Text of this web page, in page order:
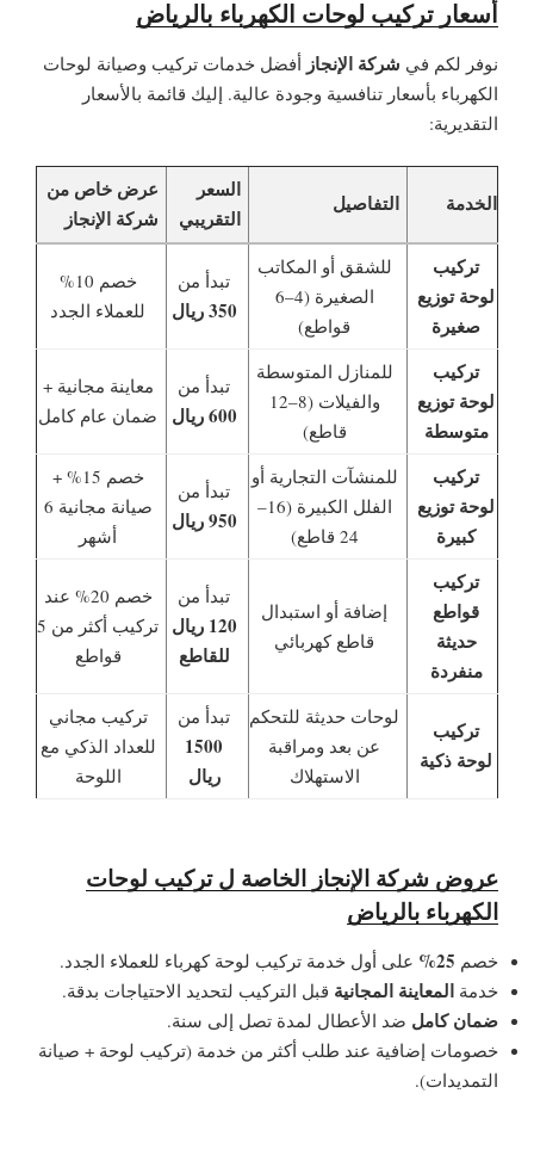
أسعار تركيب لوحات الكهرباء بالرياض
نوفر لكم في شركة الإنجاز أفضل خدمات تركيب وصيانة لوحات
الكهرباء بأسعار تنافسية وجودة عالية. إليك قائمة بالأسعار
التقديرية:
الخدمة التفاصيل
السعر
التقريبي
عرض خاص من
شركة الإنجاز
تركيب
لوحة توزيع
صغيرة
للشقق أو المكاتب
الصغيرة (4–6
قواطع)
تبدأ من
350 ريال
خصم 10%
للعملاء الجدد
تركيب
لوحة توزيع
متوسطة
للمنازل المتوسطة
والفيلات (8–12
قاطع)
تبدأ من
600 ريال
معاينة مجانية +
ضمان عام كامل
تركيب
لوحة توزيع
كبيرة
للمنشآت التجارية أو
الفلل الكبيرة (16–
24 قاطع)
تبدأ من
950 ريال
خصم 15% +
صيانة مجانية 6
أشهر
تركيب
قواطع
حديثة
منفردة
إضافة أو استبدال
قاطع كهربائي
تبدأ من
120 ريال
للقاطع
خصم 20% عند
تركيب أكثر من 5
قواطع
تركيب
لوحة ذكية
لوحات حديثة للتحكم
عن بعد ومراقبة
الاستهلاك
تبدأ من
1500
ريال
تركيب مجاني
للعداد الذكي مع
اللوحة
عروض شركة الإنجاز الخاصة لتركيب لوحات
الكهرباء بالرياض
خصم 25%
على أول خدمة تركيب لوحة كهرباء للعملاء الجدد.
خدمة المعاينة المجانية قبل التركيب لتحديد الاحتياجات بدقة.
ضمان كامل ضد الأعطال لمدة تصل إلى سنة.
خصومات إضافية عند طلب أكثر من خدمة (تركيب لوحة + صيانة
التمديدات).